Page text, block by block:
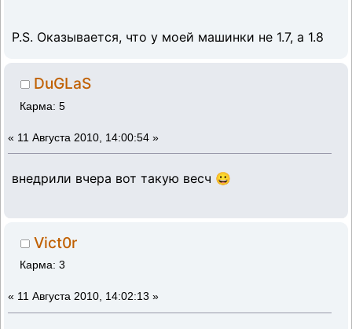
P.S. Оказывается, что у моей машинки не 1.7, а 1.8
DuGLaS
Карма: 5
« 11 Августа 2010, 14:00:54 »
внедрили вчера вот такую весч 😀
Vict0r
Карма: 3
« 11 Августа 2010, 14:02:13 »